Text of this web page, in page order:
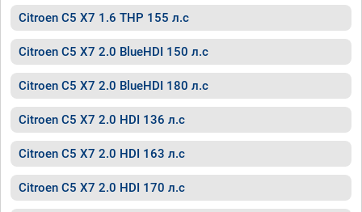
Citroen C5 X7 1.6 THP 155 л.с
Citroen C5 X7 2.0 BlueHDI 150 л.с
Citroen C5 X7 2.0 BlueHDI 180 л.с
Citroen C5 X7 2.0 HDI 136 л.с
Citroen C5 X7 2.0 HDI 163 л.с
Citroen C5 X7 2.0 HDI 170 л.с